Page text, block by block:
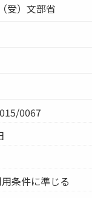
受）文部省
0067
条件に準じる